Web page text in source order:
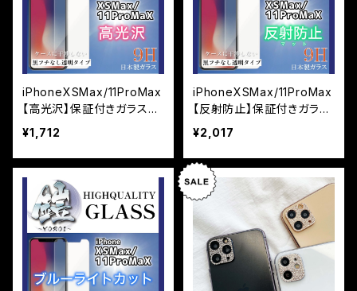
iPhoneXSMax/11ProMax
【高光沢】保証付きガラスフ
ィルム『鎧』平面タイプ
¥1,712
iPhoneXSMax/11ProMax
【反射防止】保証付きガラス
フィルム『鎧』平面タイプ
¥2,017